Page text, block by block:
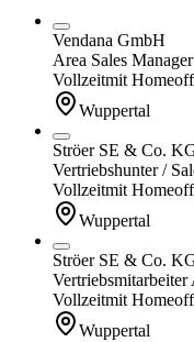
Vendana GmbH
Area Sales
Vollzeitmit
Wuppertal
Ströer SE & Co.
Vertriebshunter /
Vollzeitmit
Wuppertal
Ströer SE & Co.
Vollzeitmit
Wuppertal